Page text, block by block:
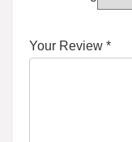
Your Review *